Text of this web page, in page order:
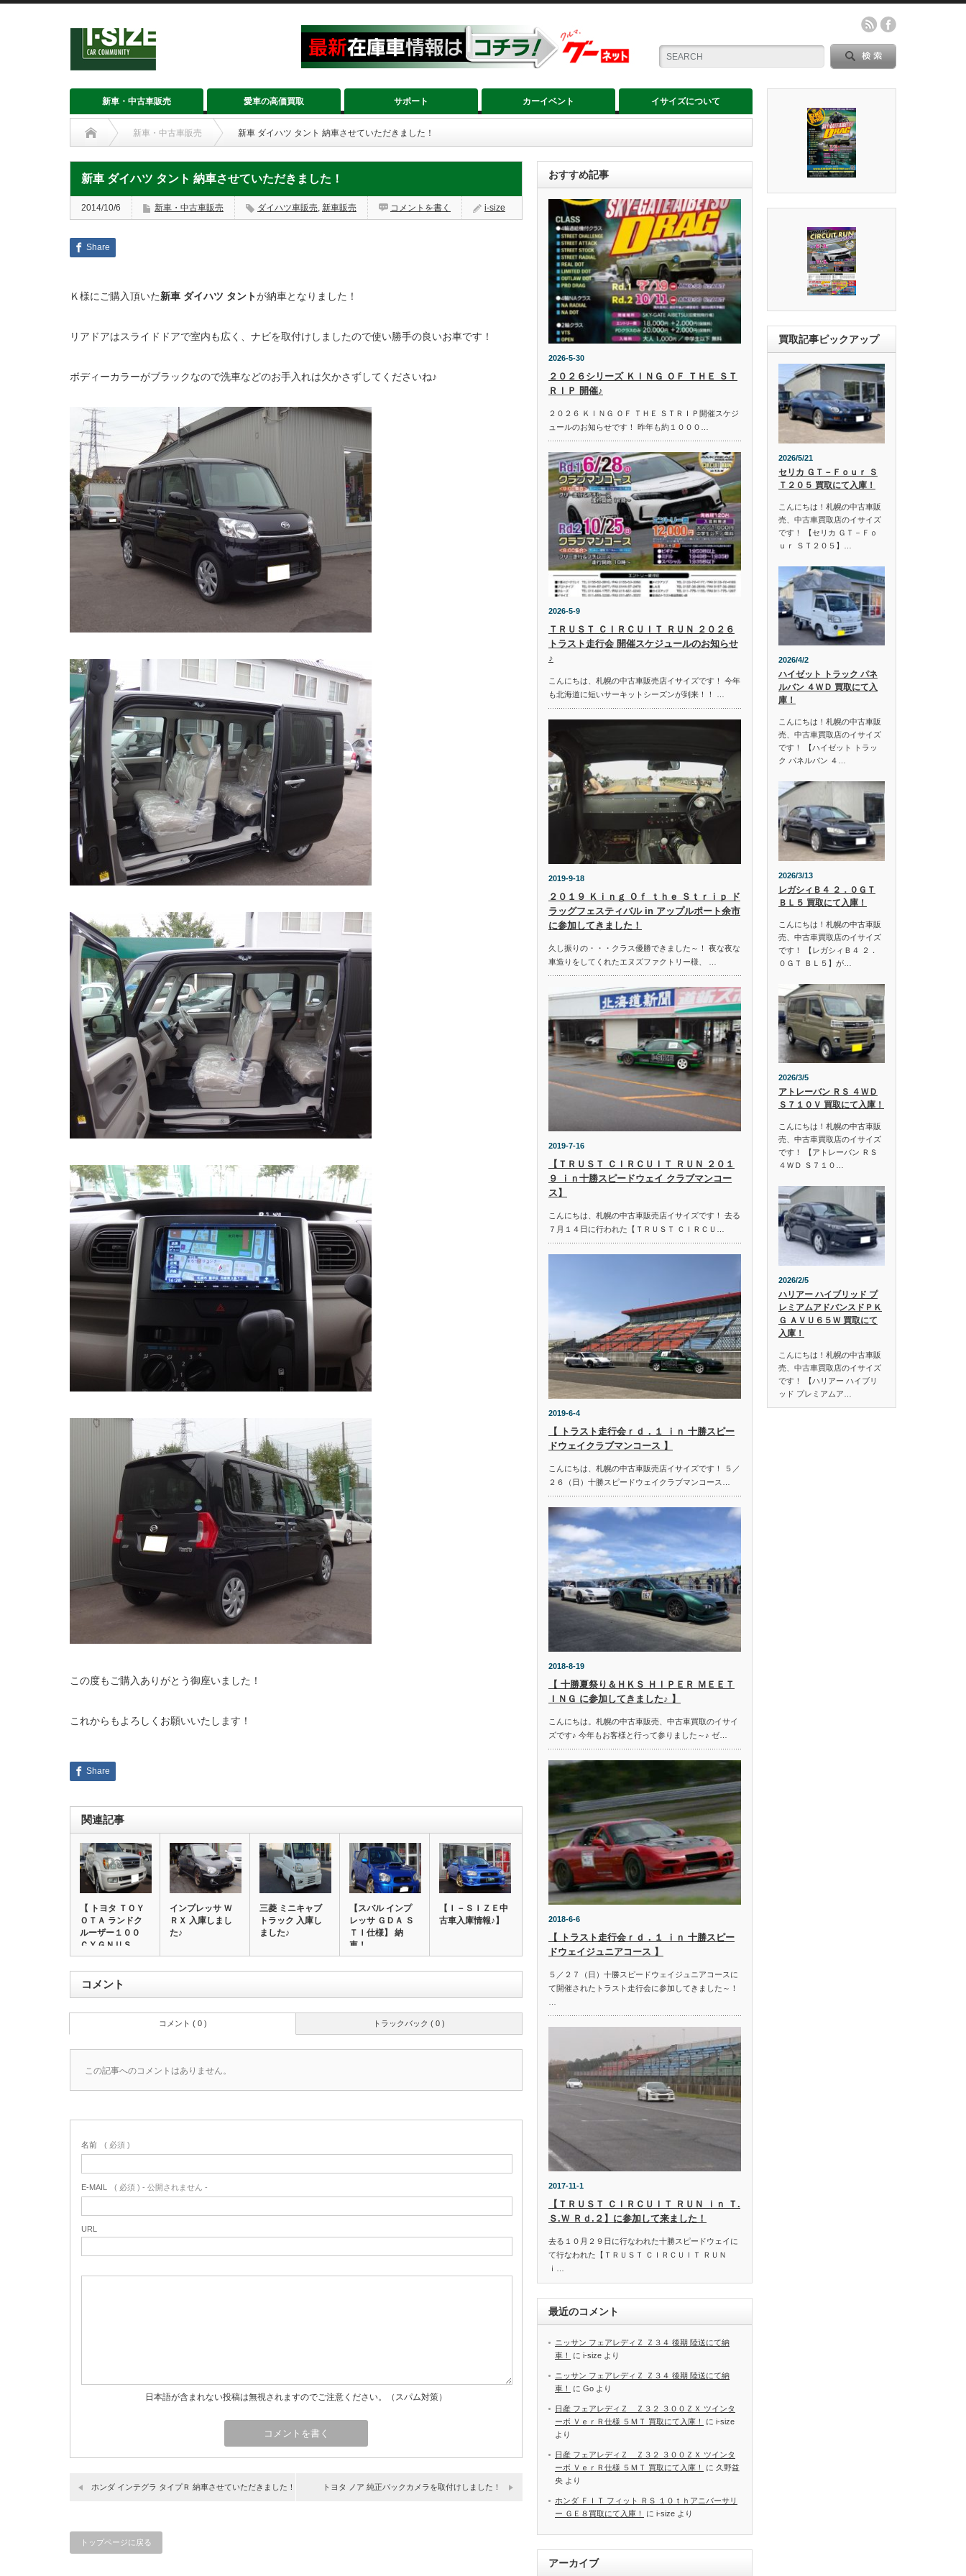
新車・中古車販売 愛車の高価買取 サポート カーイベント イサイズについて
新車・中古車販売 新車 ダイハツ タント 納車させていただきました！
新車 ダイハツ タント 納車させていただきました！
2014/10/6 新車・中古車販売 ダイハツ車販売, 新車販売 コメントを書く i-size
Share
Ｋ様にご購入頂いた新車 ダイハツ タントが納車となりました！
リアドアはスライドドアで室内も広く、ナビを取付けしましたので使い勝手の良いお車です！
ボディーカラーがブラックなので洗車などのお手入れは欠かさずしてくださいね♪
この度もご購入ありがとう御座いました！
これからもよろしくお願いいたします！
Share
関連記事
【 トヨタ ＴＯＹ
ＯＴＡ ランドク
ルーザー１００
ＣＹＧＮＵＳ …
インプレッサ Ｗ
ＲＸ 入庫しまし
た♪
三菱 ミニキャブ
トラック 入庫し
ました♪
【スバル インプ
レッサ ＧＤＡ Ｓ
ＴＩ仕様】 納
車！
【Ｉ－ＳＩＺＥ中
古車入庫情報♪】
コメント
トラックバック ( 0 )
コメント ( 0 )
この記事へのコメントはありません。
名前 ( 必須 )
E-MAIL ( 必須 ) - 公開されません -
URL
日本語が含まれない投稿は無視されますのでご注意ください。（スパム対策）
ホンダ インテグラ タイプＲ 納車させていただきました！ トヨタ ノア 純正バックカメラを取付けしました！
トップページに戻る
おすすめ記事
2026-5-30
２０２６シリーズ ＫＩＮＧ ＯＦ ＴＨＥ ＳＴ
ＲＩＰ 開催♪
２０２６ ＫＩＮＧ ＯＦ ＴＨＥ ＳＴＲＩＰ開催スケジ
ュールのお知らせです！ 昨年も約１０００…
2026-5-9
ＴＲＵＳＴ ＣＩＲＣＵＩＴ ＲＵＮ ２０２６
トラスト走行会 開催スケジュールのお知らせ
♪
こんにちは、札幌の中古車販売店イサイズです！ 今年
も北海道に短いサーキットシーズンが到来！！ …
2019-9-18
２０１９ Ｋｉｎｇ Ｏｆ ｔｈｅ Ｓｔｒｉｐ ド
ラッグフェスティバル in アップルポート余市
に参加してきました！
久し振りの・・・クラス優勝できました～！ 夜な夜な
車造りをしてくれたエヌズファクトリー様、 …
2019-7-16
【ＴＲＵＳＴ ＣＩＲＣＵＩＴ ＲＵＮ ２０１
９ ｉｎ十勝スピードウェイ クラブマンコー
ス】
こんにちは、札幌の中古車販売店イサイズです！ 去る
７月１４日に行われた【ＴＲＵＳＴ ＣＩＲＣＵ…
2019-6-4
【 トラスト走行会ｒｄ．１ ｉｎ 十勝スピー
ドウェイクラブマンコース 】
こんにちは、札幌の中古車販売店イサイズです！ ５／
２６（日）十勝スピードウェイクラブマンコース…
2018-8-19
【 十勝夏祭り＆ＨＫＳ ＨＩＰＥＲ ＭＥＥＴ
ＩＮＧ に参加してきました♪ 】
こんにちは。札幌の中古車販売、中古車買取のイサイ
ズです♪ 今年もお客様と行って参りました～♪ ゼ…
2018-6-6
【 トラスト走行会ｒｄ．１ ｉｎ 十勝スピー
ドウェイジュニアコース 】
５／２７（日）十勝スピードウェイジュニアコースに
て開催されたトラスト走行会に参加してきました～！
2017-11-1
【ＴＲＵＳＴ ＣＩＲＣＵＩＴ ＲＵＮ ｉｎ Ｔ.
Ｓ.Ｗ Ｒｄ.２】に参加して来ました！
去る１０月２９日に行なわれた十勝スピードウェイに
て行なわれた【ＴＲＵＳＴ ＣＩＲＣＵＩＴ ＲＵＮ
ｉ…
最近のコメント
ニッサン フェアレディＺ Ｚ３４ 後期 陸送にて納
車！
に i-size より
ニッサン フェアレディＺ Ｚ３４ 後期 陸送にて納
車！
に Go より
日産 フェアレディＺ Ｚ３２ ３００ＺＸ ツインタ
ーボ ＶｅｒＲ仕様 ５ＭＴ 買取にて入庫！
に i-size
より
日産 フェアレディＺ Ｚ３２ ３００ＺＸ ツインタ
ーボ ＶｅｒＲ仕様 ５ＭＴ 買取にて入庫！
に 久野益
央 より
ホンダ ＦＩＴ フィット ＲＳ １０ｔｈアニバーサリ
ー ＧＥ８買取にて入庫！
に i-size より
アーカイブ
買取記事ピックアップ
2026/5/21
セリカ ＧＴ－Ｆｏｕｒ Ｓ
Ｔ２０５ 買取にて入庫！
こんにちは！札幌の中古車販
売、中古車買取店のイサイズ
です！ 【セリカ ＧＴ－Ｆｏ
ｕｒ ＳＴ２０５】…
2026/4/2
ハイゼット トラック パネ
ルバン ４ＷＤ 買取にて入
庫！
こんにちは！札幌の中古車販
売、中古車買取店のイサイズ
です！ 【ハイゼット トラッ
ク パネルバン ４…
2026/3/13
レガシィＢ４ ２．０ＧＴ
ＢＬ５ 買取にて入庫！
こんにちは！札幌の中古車販
売、中古車買取店のイサイズ
です！ 【レガシィＢ４ ２．
０ＧＴ ＢＬ５】が…
2026/3/5
アトレーバン ＲＳ ４ＷＤ
Ｓ７１０Ｖ 買取にて入庫！
こんにちは！札幌の中古車販
売、中古車買取店のイサイズ
です！ 【アトレーバン ＲＳ
４ＷＤ Ｓ７１０…
2026/2/5
ハリアー ハイブリッド プ
レミアムアドバンスドＰＫ
Ｇ ＡＶＵ６５Ｗ 買取にて
入庫！
こんにちは！札幌の中古車販
売、中古車買取店のイサイズ
です！ 【ハリアー ハイブリ
ッド プレミアムア…